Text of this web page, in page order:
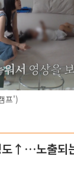
프')
도↑…노출되